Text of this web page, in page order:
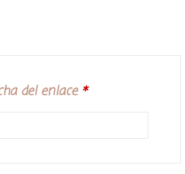
del enlace *